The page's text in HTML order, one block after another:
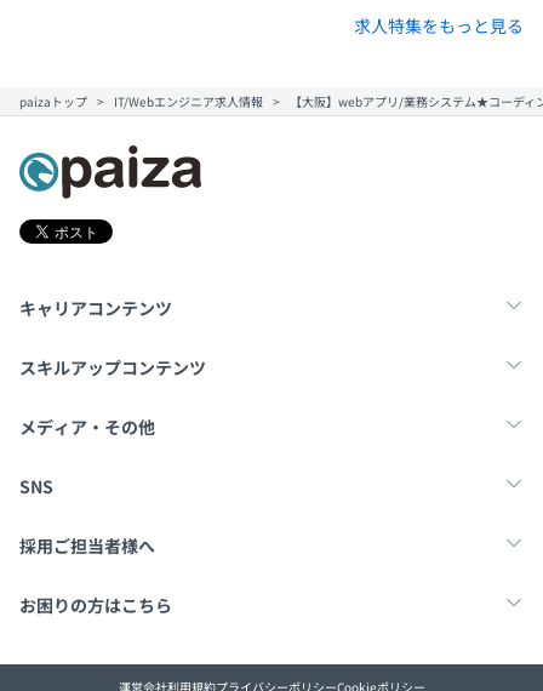
求人特集をもっと見る
paizaトップ IT/Webエンジニア求人情報 【大阪】webアプリ/業務システム★コーデ
キャリアコンテンツ
転職・キャリア
スキルアップコンテンツ
学習
メディア・その他
Tech Team Journal
SNS
X
採用ご担当者様へ
採用・教育をお考えの企業様へ
お困りの方はこちら
paizaとは？ お問い合わせ・FAQ
運営会社利用規約プライバシーポリシーCookieポリシー